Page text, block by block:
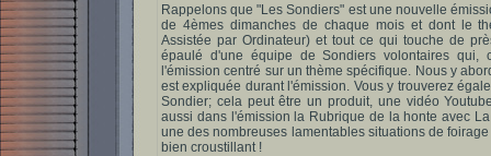
Rappelons que "Les Sondiers" est une nouvelle
de 4èmes dimanches de chaque mois et dont le
Assistée par Ordinateur) et tout ce qui touche de
épaulé d'une équipe de Sondiers volontaires
l'émission centré sur un thème spécifique. Nous y
est expliquée durant l'émission. Vous y trouverez
Sondier; cela peut être un produit, une vidéo
aussi dans l'émission la Rubrique de la honte avec
une des nombreuses lamentables situations de
bien croustillant !